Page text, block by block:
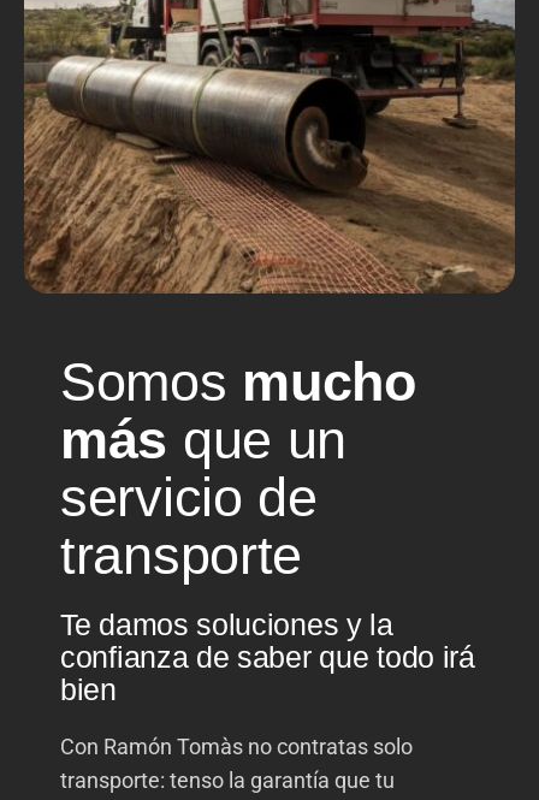
Somos mucho
más que un
servicio de
transporte
Te damos soluciones y la
confianza de saber que todo irá
bien
Con Ramón Tomàs no contratas solo
transporte: tenso la garantía que tu